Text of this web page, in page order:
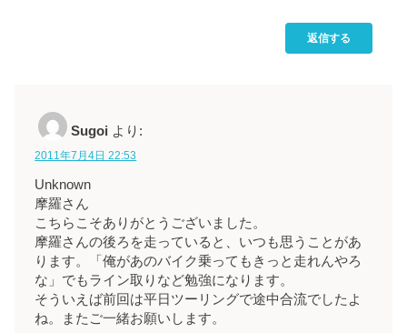
返信する
Sugoi より:
2011年7月4日 22:53
Unknown
摩羅さん
こちらこそありがとうございました。
摩羅さんの後ろを走っていると、いつも思うことがあ
ります。「俺があのバイク乗ってもきっと走れんやろ
な」でもライン取りなど勉強になります。
そういえば前回は平日ツーリングで途中合流でしたよ
ね。またご一緒お願いします。